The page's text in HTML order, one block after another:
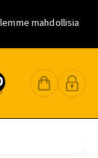
mahdollisia